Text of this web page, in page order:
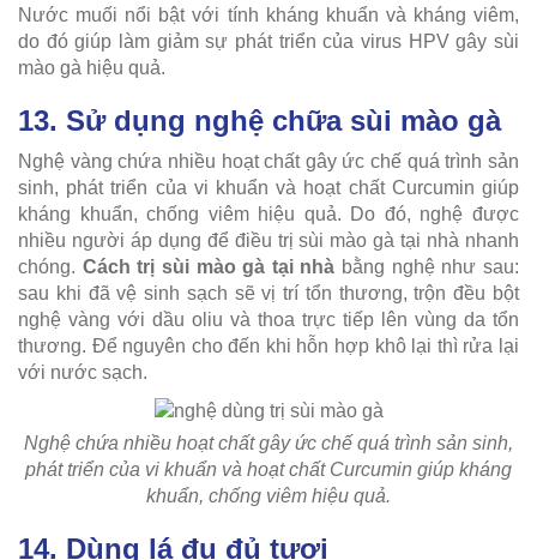
Nước muối nổi bật với tính kháng khuẩn và kháng viêm,
do đó giúp làm giảm sự phát triển của virus HPV gây sùi
mào gà hiệu quả.
13. Sử dụng nghệ chữa sùi mào gà
Nghệ vàng chứa nhiều hoạt chất gây ức chế quá trình sản
sinh, phát triển của vi khuẩn và hoạt chất Curcumin giúp
kháng khuẩn, chống viêm hiệu quả. Do đó, nghệ được
nhiều người áp dụng để điều trị sùi mào gà tại nhà nhanh
chóng. Cách trị sùi mào gà tại nhà bằng nghệ như sau:
sau khi đã vệ sinh sạch sẽ vị trí tổn thương, trộn đều bột
nghệ vàng với dầu oliu và thoa trực tiếp lên vùng da tổn
thương. Để nguyên cho đến khi hỗn hợp khô lại thì rửa lại
với nước sạch.
Nghệ chứa nhiều hoạt chất gây ức chế quá trình sản sinh,
phát triển của vi khuẩn và hoạt chất Curcumin giúp kháng
khuẩn, chống viêm hiệu quả.
14. Dùng lá đu đủ tươi